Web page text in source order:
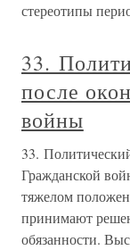
стереотипы
33.
после
войны
33.
Гражданской
тяжелом
принимают
обязанности.